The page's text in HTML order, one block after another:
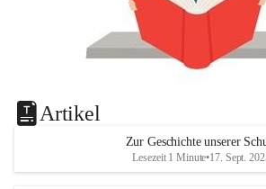
Artikel
Zur Geschichte unserer
Lesezeit 1 Minute•17. Sept.